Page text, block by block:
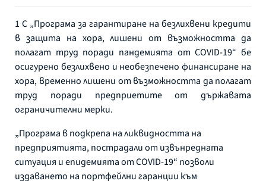
1 С „Програма за гарантиране на безлихвени кредити
в защита на хора, лишени от възможността да
полагат труд поради пандемията от COVID-19“ бе
осигурено безлихвено и необезпечено финансиране на
хора, временно лишени от възможността да полагат
труд поради предприетите от държавата
ограничителни мерки.
„Програма в подкрепа на ликвидността на
предприятията, пострадали от извънредната
ситуация и епидемията от COVID-19“ позволи
издаването на портфейлни гаранции към